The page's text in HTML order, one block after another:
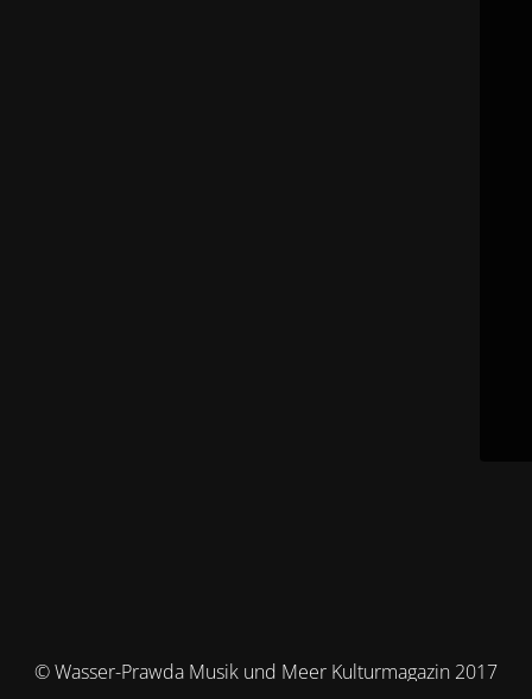
© Wasser-Prawda Musik und Meer Kulturmagazin 2017